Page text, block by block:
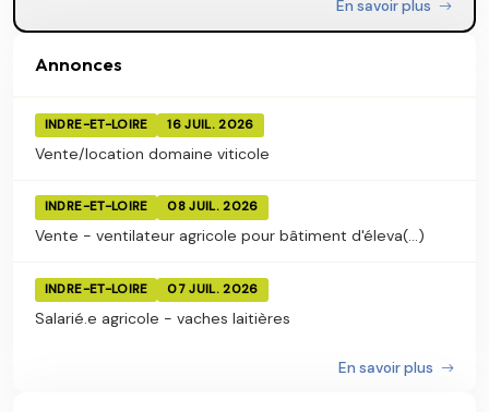
En savoir plus
Annonces
INDRE-ET-LOIRE 16 JUIL. 2026
Vente/location domaine viticole
INDRE-ET-LOIRE 08 JUIL. 2026
Vente - ventilateur agricole pour bâtiment d'éleva(...)
INDRE-ET-LOIRE 07 JUIL. 2026
Salarié.e agricole - vaches laitières
En savoir plus